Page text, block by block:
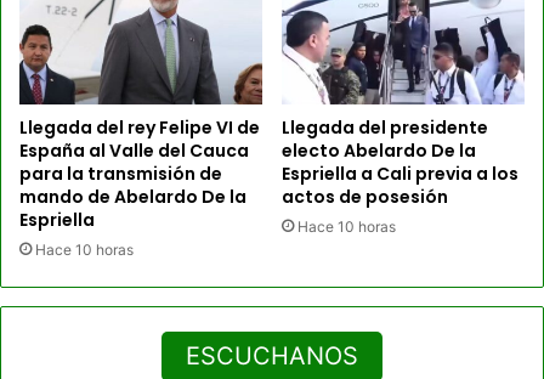
Llegada del rey Felipe VI de
España al Valle del Cauca
para la transmisión de
mando de Abelardo De la
Espriella
Hace 10 horas
Llegada del presidente
electo Abelardo De la
Espriella a Cali previa a los
actos de posesión
Hace 10 horas
ESCUCHANOS